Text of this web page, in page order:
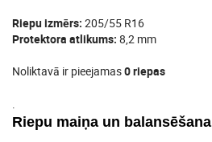
Riepu izmērs: 205/55 R16
Protektora atlikums: 8,2 mm
Noliktavā ir pieejamas0 riepas
.
Riepu maiņa un balansēšana